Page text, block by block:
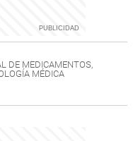
DE MEDICAMENTOS,
MÉDICA